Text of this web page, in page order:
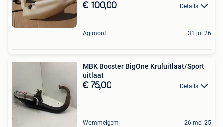
€ 100,00 Details
Agimont 31 jul 26
MBK Booster BigOne Kruluitlaat/Sport
uitlaat
€ 75,00 Details
Wommelgem 26 mei 25